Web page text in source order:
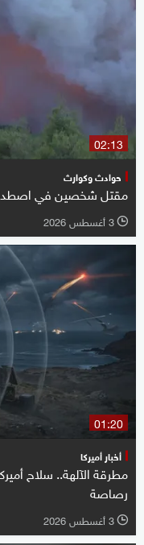
02:13
حوادث وكوارث
مقتل شخصين في اصطدام
l 3 أغسطس 2026
01:20
أخبار أميركا
مطرقة الآلهة.. سلاح
رصاصة
l 3 أغسطس 2026